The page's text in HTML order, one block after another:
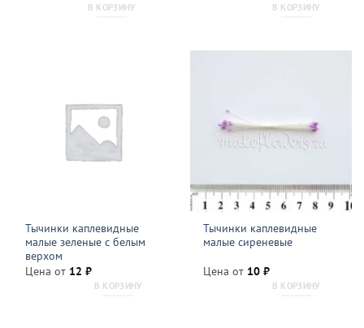
В КОРЗИНУ В КОРЗИНУ
Тычинки каплевидные
малые зеленые с белым
верхом
Цена от 12₽
В КОРЗИНУ
Тычинки каплевидные
малые сиреневые
Цена от 10₽
В КОРЗИНУ